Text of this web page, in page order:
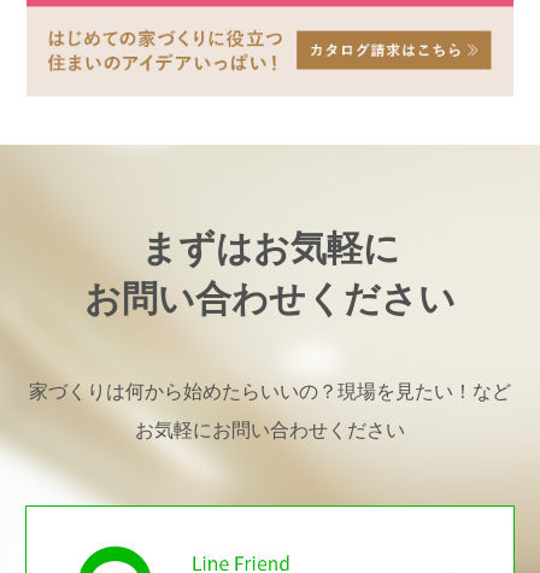
まずはお気軽に
お問い合わせください
家づくりは何から始めたらいいの？現場を見たい！など
お気軽にお問い合わせください